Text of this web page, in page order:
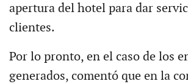
apertura del hotel para dar
clientes.
Por lo pronto, en el caso de los
generados, comentó que en la